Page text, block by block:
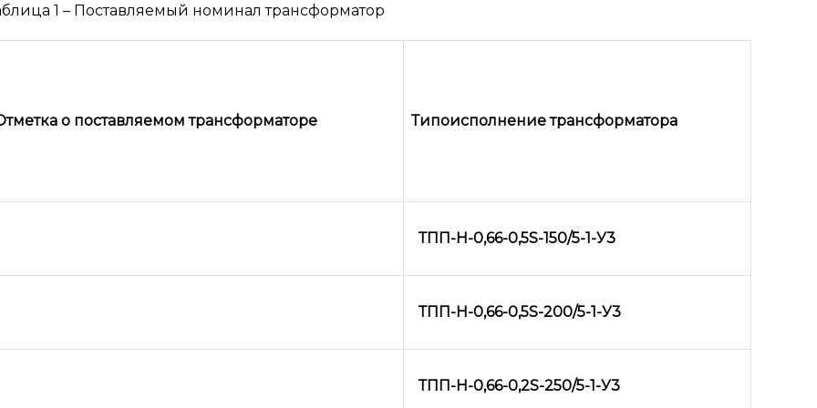
1 – Поставляемый номинал трансформатор
о поставляемом трансформаторе Типоисполнение трансформатора
ТПП-Н-0,66-0,5S-150/5-1-У3
ТПП-Н-0,66-0,5S-200/5-1-У3
ТПП-Н-0,66-0,2S-250/5-1-У3